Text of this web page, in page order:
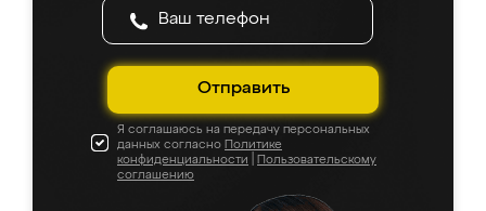
Отправить
Я соглашаюсь на передачу персональных
данных согласно Политике
конфиденциальности
Пользовательскому
соглашению